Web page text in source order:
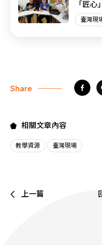
「匠心
臺灣現
Share
相關文章內容
教學資源 臺灣現場
上一篇